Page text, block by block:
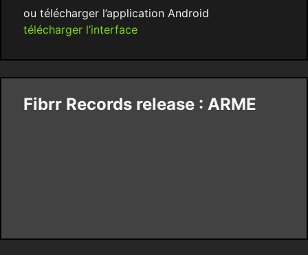
ou télécharger l’application Android
télécharger l’interface
Fibrr Records release : ARME